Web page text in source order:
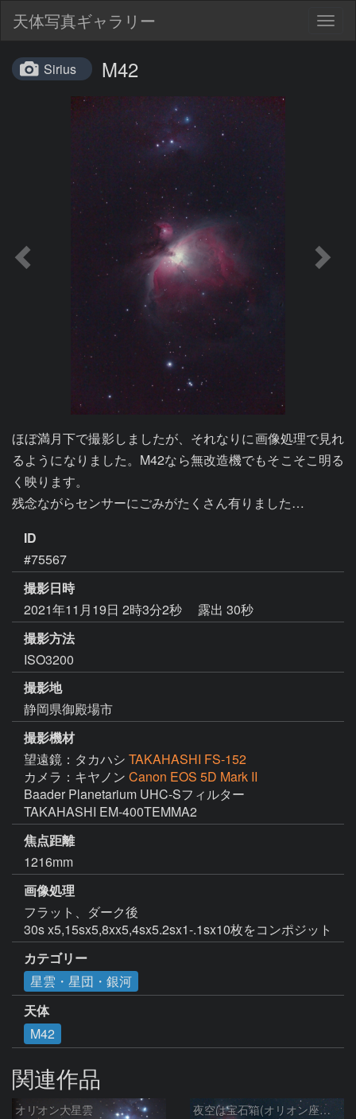
天体写真ギャラリー
Sirius M42
ほぼ満月下で撮影しましたが、それなりに画像処理で見れ
るようになりました。M42なら無改造機でもそこそこ明る
く映ります。
残念ながらセンサーにごみがたくさん有りました…
ID
#75567
撮影日時
2021年11月19日 2時3分2秒
露出 30秒
撮影方法
ISO3200
撮影地
静岡県御殿場市
撮影機材
望遠鏡：タカハシ TAKAHASHI FS-152
カメラ：キヤノン Canon EOS 5D Mark II
Baader Planetarium UHC-Sフィルター
焦点距離
1216mm
画像処理
フラット、ダーク後
30s x5,15sx5,8xx5,4sx5.2sx1-.1sx10枚をコンポジット
カテゴリー
星雲・星団・銀河
天体
M42
関連作品
オリオン大星雲 夜空は宝石箱(オリオン座大星雲 M42) Seestar50